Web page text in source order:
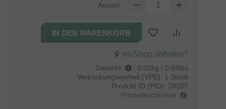
Anzahl:
im Shop abholen?
Gewicht : 0.02kg / 0.04lbs
Verpackungseinheit (VPE): 1 Stück
Produkt ID (PID): 28207
Produktsicherheit